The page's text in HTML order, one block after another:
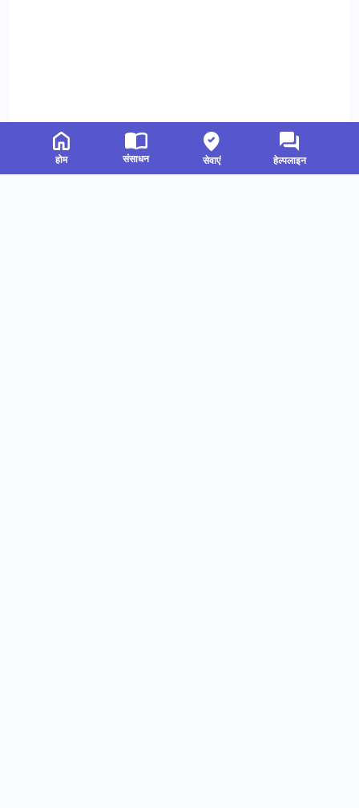
होम संसाधन सेवाएं हेल्पलाइन